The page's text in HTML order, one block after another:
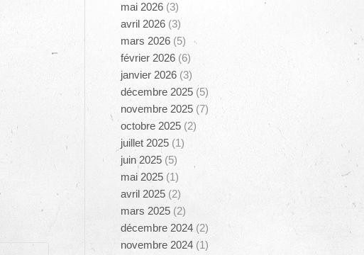
mai 2026 (3)
avril 2026 (3)
mars 2026 (5)
février 2026 (6)
janvier 2026 (3)
décembre 2025 (5)
novembre 2025 (7)
octobre 2025 (2)
juillet 2025 (1)
juin 2025 (5)
mai 2025 (1)
avril 2025 (2)
mars 2025 (2)
décembre 2024 (2)
novembre 2024 (1)